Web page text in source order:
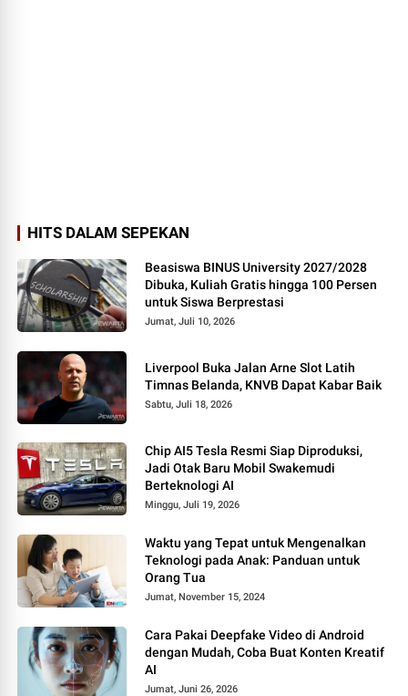
HITS DALAM SEPEKAN
Beasiswa BINUS University 2027/2028
Dibuka, Kuliah Gratis hingga 100 Persen
untuk Siswa Berprestasi
Jumat, Juli 10, 2026
Liverpool Buka Jalan Arne Slot Latih
Timnas Belanda, KNVB Dapat Kabar Baik
Sabtu, Juli 18, 2026
Chip AI5 Tesla Resmi Siap Diproduksi,
Jadi Otak Baru Mobil Swakemudi
Berteknologi AI
Minggu, Juli 19, 2026
Waktu yang Tepat untuk Mengenalkan
Teknologi pada Anak: Panduan untuk
Orang Tua
Jumat, November 15, 2024
Cara Pakai Deepfake Video di Android
dengan Mudah, Coba Buat Konten Kreatif
AI
Jumat, Juni 26, 2026